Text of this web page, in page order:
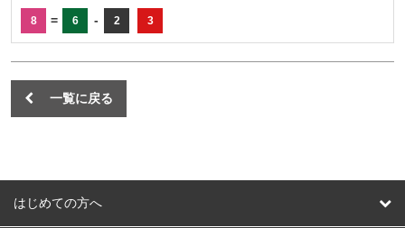
8 = 6 - 2 3
一覧に戻る
はじめての方へ